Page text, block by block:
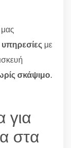
υπηρεσίες με
σκάψιμο.
για
στα